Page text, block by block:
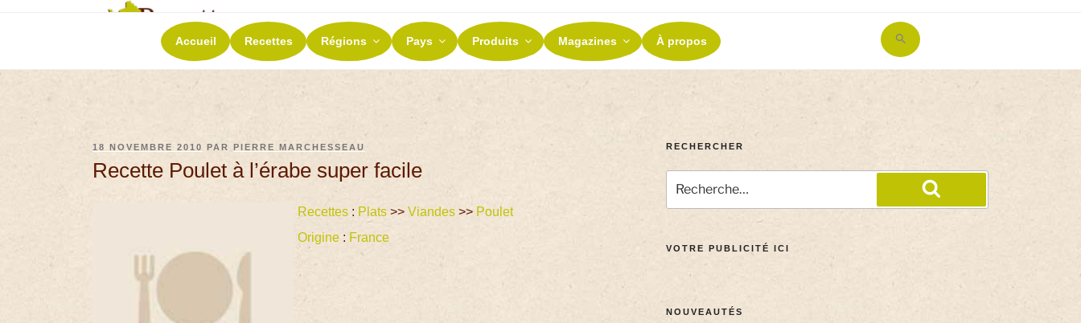
RECETTES ET TERROIRS
La richesse de nos terroirs
Accueil Recettes Régions Pays Produits Magazines À propos
Search
for:
18 NOVEMBRE 2010 PARPIERRE MARCHESSEAU
Recette Poulet à l’érabe super facile
Recettes : Plats >>Viandes >> Poulet
Origine : France
RECHERCHER
VOTRE PUBLICITÉ ICI
NOUVEAUTÉS